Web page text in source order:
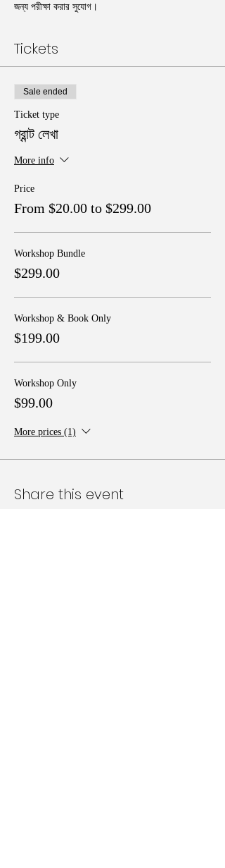
জন্য পরীক্ষা করার সুযোগ।
Tickets
Sale ended
Ticket type
গ্রান্ট লেখা
More info
Price
From $20.00 to $299.00
Workshop Bundle
$299.00
Workshop & Book Only
$199.00
Workshop Only
$99.00
More prices (1)
Share this event